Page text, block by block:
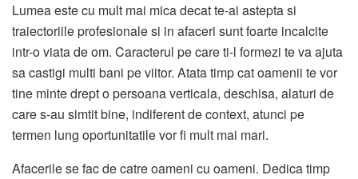
Lumea este cu mult mai mica decat te-ai astepta si
traiectoriile profesionale si in afaceri sunt foarte incalcite
intr-o viata de om. Caracterul pe care ti-l formezi te va ajuta
sa castigi multi bani pe viitor. Atata timp cat oamenii te vor
tine minte drept o persoana verticala, deschisa, alaturi de
care s-au simtit bine, indiferent de context, atunci pe
termen lung oportunitatile vor fi mult mai mari.
Afacerile se fac de catre oameni cu oameni. Dedica timp